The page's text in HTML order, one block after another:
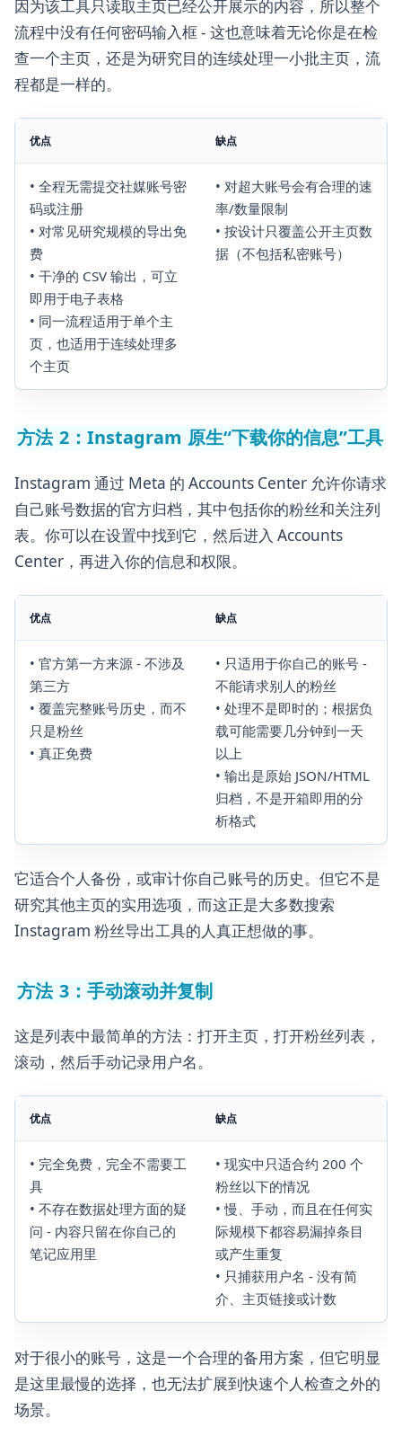
因为该工具只读取主页已经公开展示的内容，所以整个
流程中没有任何密码输入框 - 这也意味着无论你是在检
查一个主页，还是为研究目的连续处理一小批主页，流
程都是一样的。
优点 缺点
• 全程无需提交社媒账号密
码或注册
• 对常见研究规模的导出免
费
• 干净的 CSV 输出，可立
即用于电子表格
• 同一流程适用于单个主
页，也适用于连续处理多
个主页
• 对超大账号会有合理的速
率/数量限制
• 按设计只覆盖公开主页数
据（不包括私密账号）
方法 2：Instagram 原生“下载你的信息”工具
Instagram 通过 Meta 的 Accounts Center 允许你请求
自己账号数据的官方归档，其中包括你的粉丝和关注列
表。你可以在设置中找到它，然后进入 Accounts
Center，再进入你的信息和权限。
优点 缺点
• 官方第一方来源 - 不涉及
第三方
• 覆盖完整账号历史，而不
只是粉丝
• 真正免费
• 只适用于你自己的账号 -
不能请求别人的粉丝
• 处理不是即时的；根据负
载可能需要几分钟到一天
以上
• 输出是原始 JSON/HTML
归档，不是开箱即用的分
析格式
它适合个人备份，或审计你自己账号的历史。但它不是
研究其他主页的实用选项，而这正是大多数搜索
Instagram 粉丝导出工具的人真正想做的事。
方法 3：手动滚动并复制
这是列表中最简单的方法：打开主页，打开粉丝列表，
滚动，然后手动记录用户名。
优点 缺点
• 完全免费，完全不需要工
具
• 不存在数据处理方面的疑
问 - 内容只留在你自己的
笔记应用里
• 现实中只适合约 200 个
粉丝以下的情况
• 慢、手动，而且在任何实
际规模下都容易漏掉条目
或产生重复
• 只捕获用户名 - 没有简
介、主页链接或计数
对于很小的账号，这是一个合理的备用方案，但它明显
是这里最慢的选择，也无法扩展到快速个人检查之外的
场景。